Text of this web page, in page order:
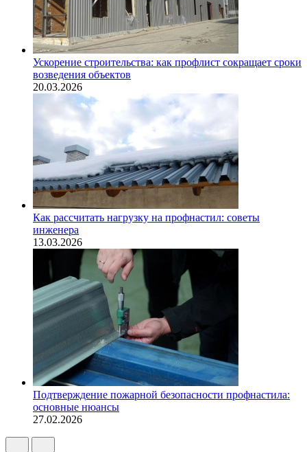
Ускорение строительства: как профлист сокращает сроки
возведения объектов
20.03.2026
Как рассчитать нагрузку на профнастил: советы
инженера
13.03.2026
Подтверждение пожарной безопасности профнастила:
основные нюансы
27.02.2026